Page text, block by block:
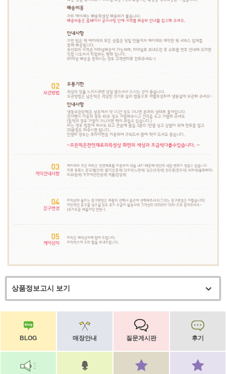
상품정보고시 보기
BLOG 매장안내 질문게시판 후기